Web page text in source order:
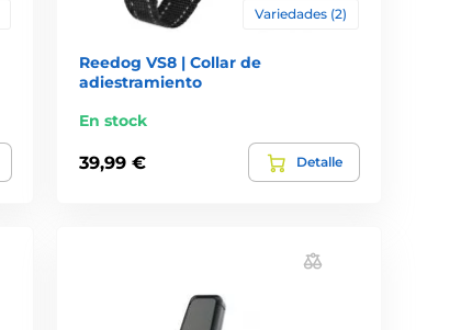
Variedades (2)
Reedog VS8 | Collar de
adiestramiento
En stock
39,99 € Detalle